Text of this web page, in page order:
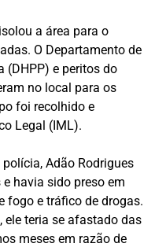
a área para o
O Departamento de
(DHPP) e peritos do
no local para os
foi recolhido e
Legal (IML).
Adão Rodrigues
havia sido preso em
fogo e tráfico de drogas.
teria se afastado das
meses em razão de